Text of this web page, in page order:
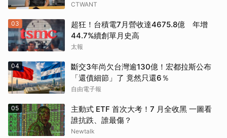
CTWANT
03
超狂！台積電7月營收達4675.8億 年增
44.7%續創單月史高
太報
04
斷交3年尚欠台灣逾130億！宏都拉斯公布
「還債細節」了 竟然只還6％
自由電子報
05
主動式 ETF 首次大考！7 月全收黑 一圖看
誰抗跌、誰最傷？
Newtalk